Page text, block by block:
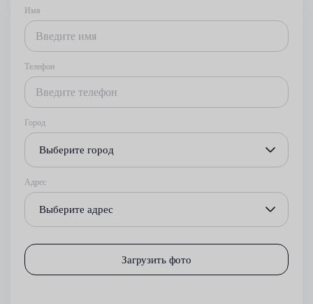
Имя
Телефон
Город
Выберите город
Адрес
Выберите адрес
Загрузить фото